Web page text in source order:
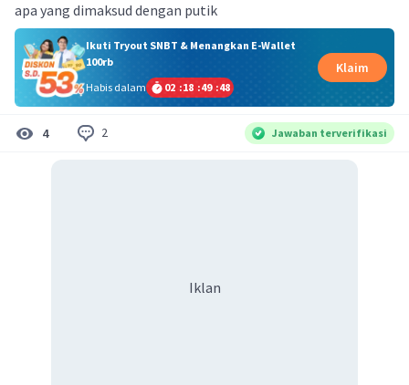
apa yang dimaksud dengan putik
Ikuti Tryout SNBT & Menangkan E-Wallet
100rb
Habis dalam
02 :18 :49 :48
Klaim
4 2 Jawaban terverifikasi
Iklan